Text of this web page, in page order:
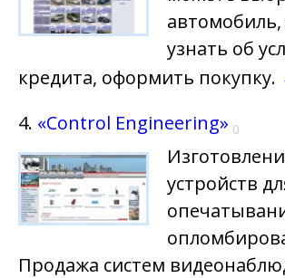
автомобиль,
узнать об
кредита, оформить покупку.
4. «Control Engineering» 0
устройств
Продажа систем